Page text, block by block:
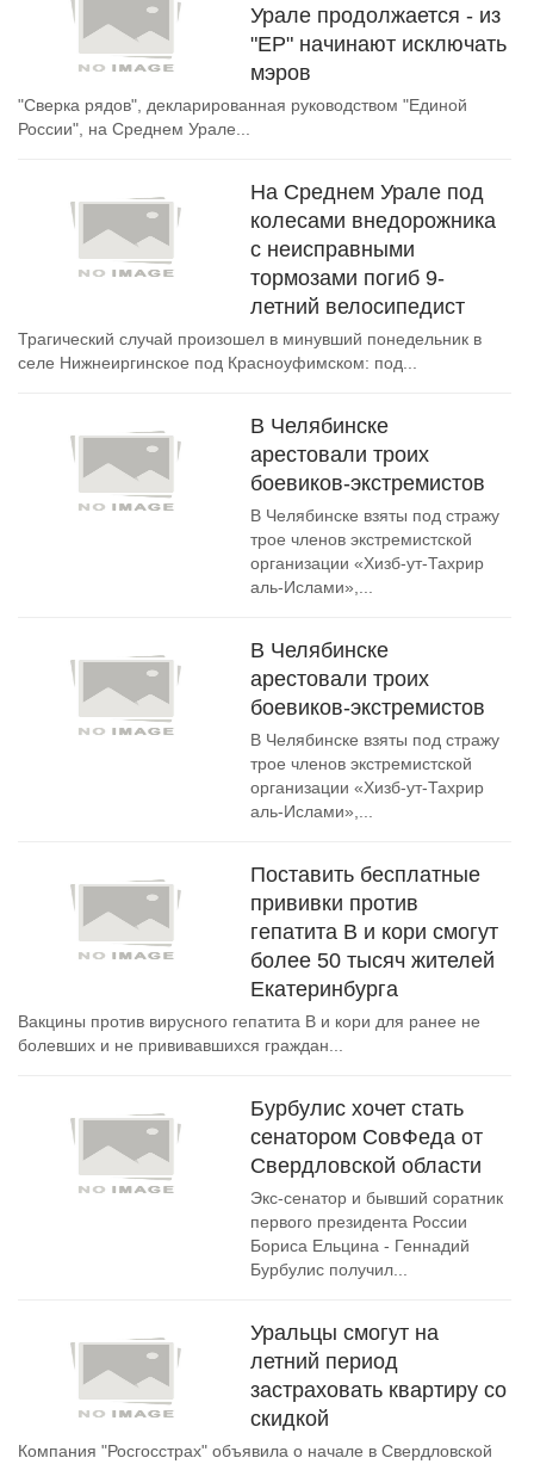
Урале продолжается - из
"ЕР" начинают исключать
мэров
"Сверка рядов", декларированная руководством "Единой
России", на Среднем Урале...
На Среднем Урале под
колесами внедорожника
с неисправными
тормозами погиб 9-
летний велосипедист
Трагический случай произошел в минувший понедельник в
селе Нижнеиргинское под Красноуфимском: под...
В Челябинске
арестовали троих
боевиков-экстремистов
В Челябинске взяты под стражу
трое членов экстремистской
организации «Хизб-ут-Тахрир
аль-Ислами»,...
В Челябинске
арестовали троих
боевиков-экстремистов
В Челябинске взяты под стражу
трое членов экстремистской
организации «Хизб-ут-Тахрир
аль-Ислами»,...
Поставить бесплатные
прививки против
гепатита B и кори смогут
более 50 тысяч жителей
Екатеринбурга
Вакцины против вирусного гепатита B и кори для ранее не
болевших и не прививавшихся граждан...
Бурбулис хочет стать
сенатором СовФеда от
Свердловской области
Экс-сенатор и бывший соратник
первого президента России
Бориса Ельцина - Геннадий
Бурбулис получил...
Уральцы смогут на
летний период
застраховать квартиру со
скидкой
Компания "Росгосстрах" объявила о начале в Свердловской